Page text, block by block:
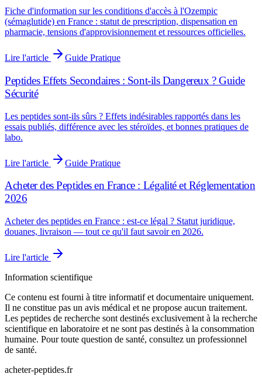
Fiche d'information sur les conditions d'accès à l'Ozempic
(sémaglutide) en France : statut de prescription, dispensation en
pharmacie, tensions d'approvisionnement et ressources officielles.
Lire l'article Guide Pratique
Peptides Effets Secondaires : Sont-ils Dangereux ? Guide
Sécurité
Les peptides sont-ils sûrs ? Effets indésirables rapportés dans les
essais publiés, différence avec les stéroïdes, et bonnes pratiques de
labo.
Lire l'article Guide Pratique
Acheter des Peptides en France : Légalité et Réglementation
2026
Acheter des peptides en France : est-ce légal ? Statut juridique,
douanes, livraison — tout ce qu'il faut savoir en 2026.
Lire l'article
Information scientifique
Ce contenu est fourni à titre informatif et documentaire uniquement.
Il ne constitue pas un avis médical et ne propose aucun traitement.
Les peptides de recherche sont destinés exclusivement à la recherche
scientifique en laboratoire et ne sont pas destinés à la consommation
humaine. Pour toute question de santé, consultez un professionnel
de santé.
acheter-peptides.fr